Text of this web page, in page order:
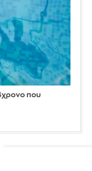
που